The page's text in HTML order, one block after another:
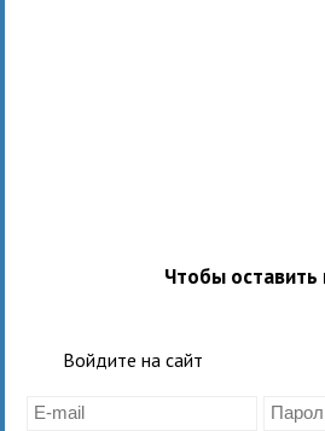
Чтобы
Войдите на сайт